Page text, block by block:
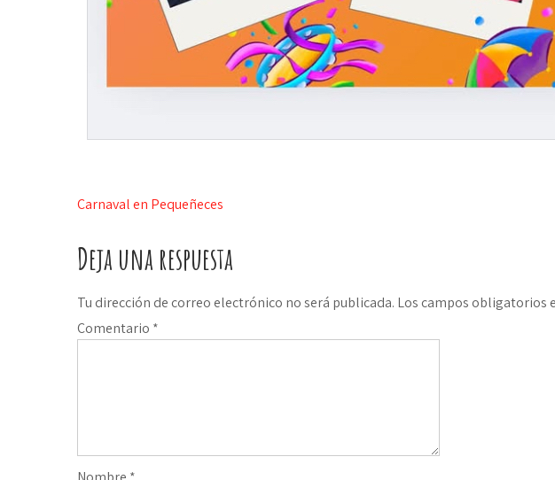
Navegación
de
entradas
Carnaval en Pequeñeces
Deja una respuesta
Tu dirección de correo electrónico no será publicada. Los campos obligatorios
Comentario *